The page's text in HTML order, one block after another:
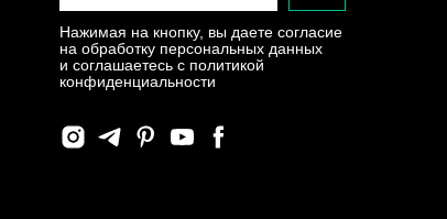
Нажимая на кнопку, вы даете согласие
на обработку персональных данных
и соглашаетесь c политикой
конфиденциальности